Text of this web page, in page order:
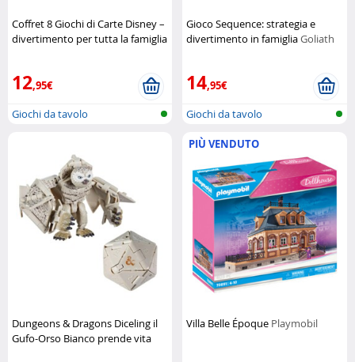
Coffret 8 Giochi di Carte Disney –
divertimento per tutta la famiglia
12,95€
Giochi da tavolo
Gioco Sequence: strategia e
divertimento in famigliaGoliath
14,95€
Giochi da tavolo
Dungeons & Dragons Diceling il
Gufo-Orso Bianco prende vita
PIÙ VENDUTO
Villa Belle Époque Playmobil